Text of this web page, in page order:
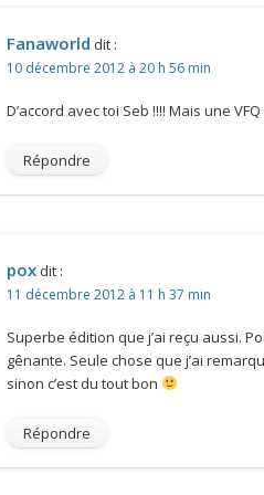
Fanaworld dit :
10 décembre 2012 à 20 h 56 min
D’accord avec toi Seb !!!! Mais une
Répondre
pox dit :
11 décembre 2012 à 11 h 37 min
Superbe édition que j’ai reçu aussi.
gênante. Seule chose que j’ai
sinon c’est du tout bon
Répondre